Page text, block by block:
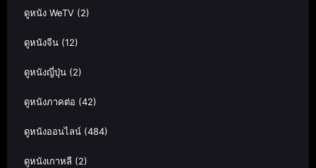
ดูหนัง WeTV (2)
ดูหนังจีน (12)
ดูหนังญี่ปุ่น (2)
ดูหนังภาคต่อ (42)
ดูหนังออนไลน์ (484)
ดูหนังเกาหลี (2)